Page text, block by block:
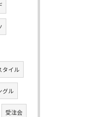
タイル
グル
受注会